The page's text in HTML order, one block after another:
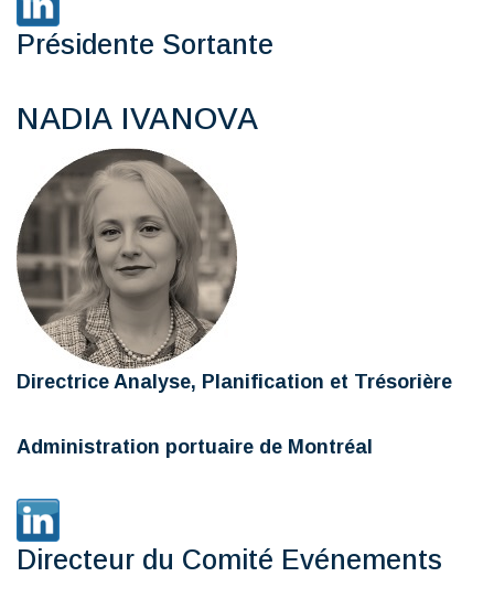
Présidente Sortante
NADIA IVANOVA
Directrice Analyse, Planification et Trésorière
Administration portuaire de Montréal
Directeur du Comité Evénements